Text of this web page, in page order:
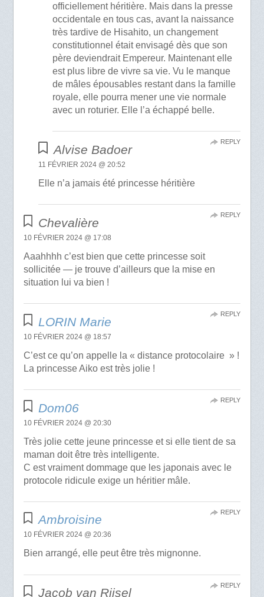
officiellement héritière. Mais dans la presse
occidentale en tous cas, avant la naissance
très tardive de Hisahito, un changement
constitutionnel était envisagé dès que son
père deviendrait Empereur. Maintenant elle
est plus libre de vivre sa vie. Vu le manque
de mâles épousables restant dans la famille
royale, elle pourra mener une vie normale
avec un roturier. Elle l’a échappé belle.
Alvise Badoer
11 FÉVRIER 2024 @ 20:52
Elle n’a jamais été princesse héritière
REPLY
Chevalière
10 FÉVRIER 2024 @ 17:08
Aaahhhh c’est bien que cette princesse soit
sollicitée — je trouve d’ailleurs que la mise en
situation lui va bien !
REPLY
LORIN Marie
10 FÉVRIER 2024 @ 18:57
C’est ce qu’on appelle la « distance protocolaire » !
La princesse Aiko est très jolie !
REPLY
Dom06
10 FÉVRIER 2024 @ 20:30
Très jolie cette jeune princesse et si elle tient de sa
maman doit être très intelligente.
C est vraiment dommage que les japonais avec le
protocole ridicule exige un héritier mâle.
REPLY
Ambroisine
10 FÉVRIER 2024 @ 20:36
Bien arrangé, elle peut être très mignonne.
REPLY
Jacob van Rijsel
REPLY